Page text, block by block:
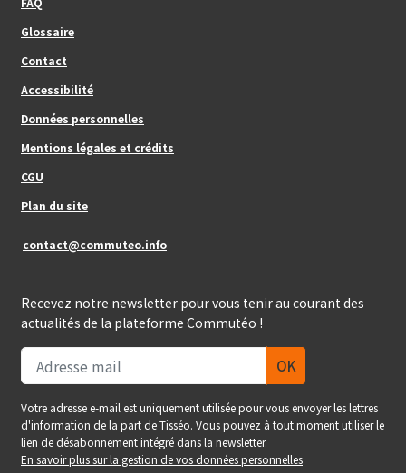
Glossaire
Contact
Footer_center
Accessibilité
Données personnelles
Mentions légales et crédits
CGU
Plan du site
contact@commuteo.info
Recevez notre newsletter pour vous tenir au courant des
actualités de la plateforme Commutéo !
Votre adresse e-mail est uniquement utilisée pour vous envoyer les lettres
d'information de la part de Tisséo. Vous pouvez à tout moment utiliser le
lien de désabonnement intégré dans la newsletter.
En savoir plus sur la gestion de vos données personnelles